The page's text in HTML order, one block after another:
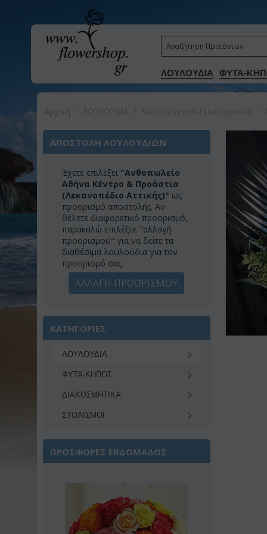
ΛΟΥΛΟΥΔΙΑ ΦΥΤΑ-
ΑΠΟΣΤΟΛΗ ΛΟΥΛΟΥΔΙΩΝ
Έχετε επιλέξει "Ανθοπωλείο
Αθήνα Κέντρο & Προάστια
(Λεκανοπέδιο Αττικής)" ως
προορισμό αποστολής. Αν
θέλετε διαφορετικό προορισμό,
παρακαλώ επιλέξτε "αλλαγή
προορισμού" για να δείτε τα
διαθέσιμα λουλούδια για τον
προορισμό σας.
ΑΛΛΑΓΗ ΠΡΟΟΡΙΣΜΟΥ
ΚΑΤΗΓΟΡΙΕΣ
ΛΟΥΛΟΥΔΙΑ
ΦΥΤΑ-ΚΗΠΟΣ
ΔΙΑΚΟΣΜΗΤΙΚA
ΣΤΟΛΙΣΜΟΙ
ΠΡΟΣΦΟΡΕΣ ΕΒΔΟΜΑΔΟΣ